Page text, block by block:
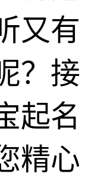
又有
？接
起名
精心